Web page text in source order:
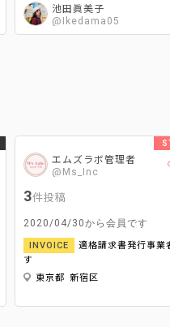
池田眞美子
@Ikedama05
エムズラボ管理者
@Ms_Inc
3件投稿
2020/04/30から会員です
INVOICE
適格請求書発行事業
す
東京都 新宿区